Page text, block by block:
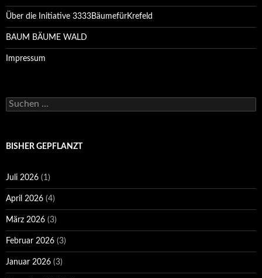
Über die Initiative 3333BäumefürKrefeld
BAUM BÄUME WALD
Impressum
Suchen
nach:
BISHER GEPFLANZT
Juli 2026 (1)
April 2026 (4)
März 2026 (3)
Februar 2026 (3)
Januar 2026 (3)